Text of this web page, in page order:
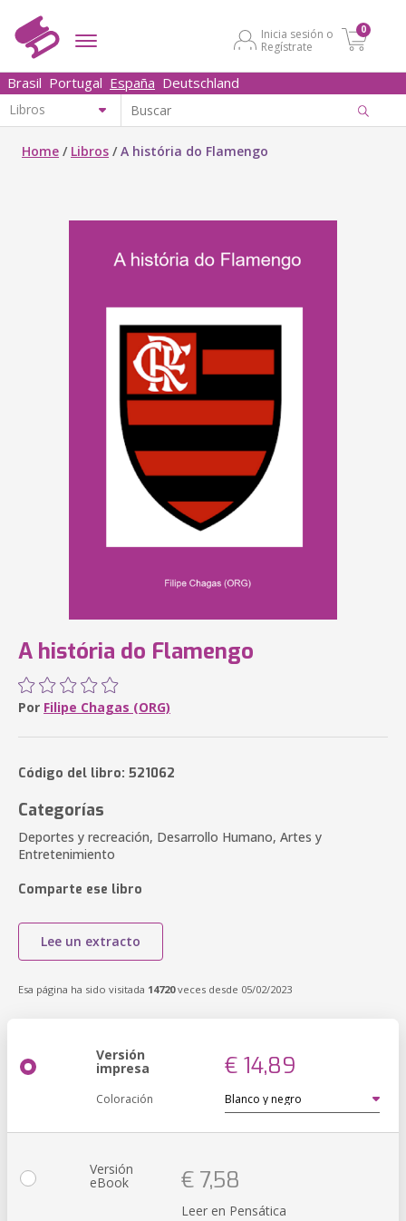
Inicia sesión o
Regístrate
0
Brasil Portugal España Deutschland
Home / Libros /A história do Flamengo
A história do Flamengo
Por Filipe Chagas (ORG)
Código del libro: 521062
Categorías
Deportes y recreación, Desarrollo Humano, Artes y
Entretenimiento
Comparte ese libro
Lee un extracto
Esa página ha sido visitada 14720veces desde 05/02/2023
Versión
impresa € 14,89
Coloración
Versión
eBook € 7,58
Leer en Pensática